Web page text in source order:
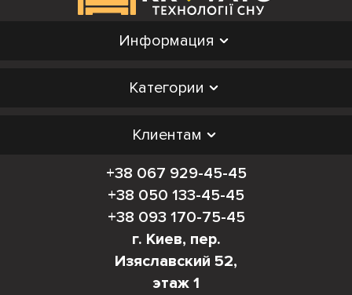
Информация
Категории
Клиентам
+38 067 929-45-45
+38 050 133-45-45
+38 093 170-75-45
г. Киев, пер.
Изяславский 52,
этаж 1